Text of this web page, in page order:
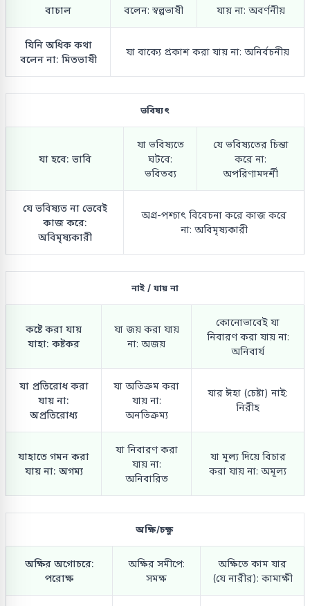
বাচাল
বলেন: স্বল্পভাষী
যায় না: অবর্ণনীয়
যিনি অধিক কথা
বলেন না: মিতভাষী
যা বাক্যে প্রকাশ করা যায় না: অনির্বচনীয়
ভবিষ্যৎ
যা হবে: ভাবি
যা ভবিষ্যতে
ঘটবে:
ভবিতব্য
যে ভবিষ্যতের চিন্তা
করে না:
অপরিণামদর্শী
যে ভবিষ্যত না ভেবেই
কাজ করে:
অবিমৃষ্যকারী
অগ্র-পশ্চাৎ বিবেচনা করে কাজ করে
না: অবিমৃষ্যকারী
নাই / যায় না
কষ্টে করা যায়
যাহা: কষ্টকর
যা জয় করা যায়
না: অজয়
কোনোভাবেই যা
নিবারণ করা যায় না:
অনিবার্য
যা প্রতিরোধ করা
যায় না:
অপ্রতিরোধ্য
যা অতিক্রম করা
যায় না:
অনতিক্রম্য
যার ঈহা (চেষ্টা) নাই:
নিরীহ
যাহাতে গমন করা
যায় না: অগম্য
যা নিবারণ করা
যায় না:
অনিবারিত
যা মূল্য দিয়ে বিচার
করা যায় না: অমূল্য
অক্ষি/চক্ষু
অক্ষির অগোচরে:
পরোক্ষ
অক্ষির সমীপে:
সমক্ষ
অক্ষিতে কাম যার
(যে নারীর): কামাক্ষী